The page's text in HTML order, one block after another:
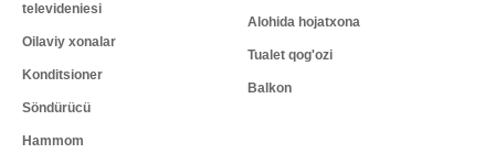
televideniesi
Oilaviy xonalar
Konditsioner
Söndürücü
Hammom
Alohida hojatxona
Tualet qog'ozi
Balkon